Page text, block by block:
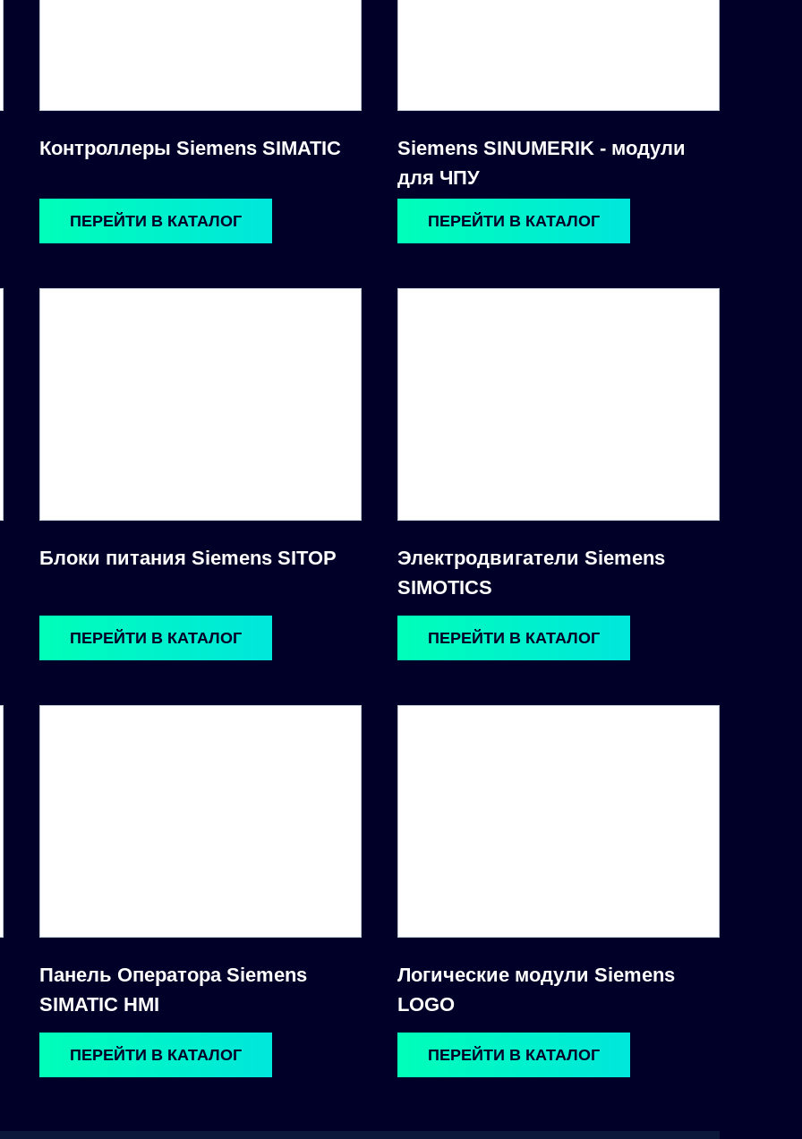
Контроллеры Siemens SIMATIC
Siemens SINUMERIK - модули
для ЧПУ
ПЕРЕЙТИ В КАТАЛОГ ПЕРЕЙТИ В КАТАЛОГ
Блоки питания Siemens SITOP
Электродвигатели Siemens
SIMOTICS
ПЕРЕЙТИ В КАТАЛОГ ПЕРЕЙТИ В КАТАЛОГ
Панель Оператора Siemens
SIMATIC HMI
Логические модули Siemens
LOGO
ПЕРЕЙТИ В КАТАЛОГ ПЕРЕЙТИ В КАТАЛОГ